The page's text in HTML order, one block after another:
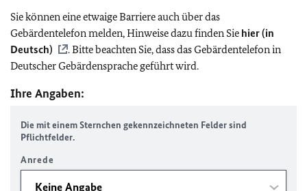
Sie können eine etwaige Barriere auch über das
Gebärdentelefon melden, Hinweise dazu finden Sie hier (in
Deutsch)
. Bitte beachten Sie, dass das Gebärdentelefon in
Deutscher Gebärdensprache geführt wird.
Ihre Angaben:
Die mit einem Sternchen gekennzeichneten Felder sind
Pflichtfelder.
Anrede